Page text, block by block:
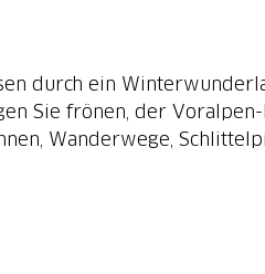
durch ein
Sie frönen, der
Wanderwege,